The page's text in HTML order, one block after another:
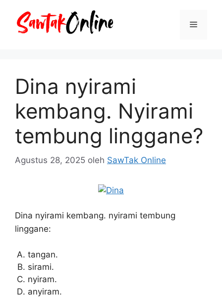
Menu
Dina nyirami
kembang. Nyirami
tembung linggane?
Agustus 28, 2025 oleh SawTak Online
Dina nyirami kembang. nyirami tembung
linggane:
tangan.
sirami.
nyiram.
anyiram.